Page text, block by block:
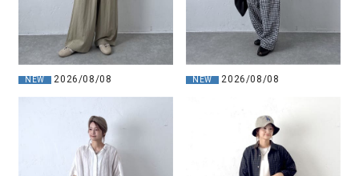
NEW 2026/08/08 NEW 2026/08/08